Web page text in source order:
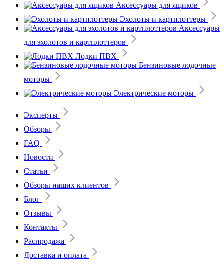
Аксессуары для ящиков
Эхолоты и картплоттеры
Аксессуары
для эхолотов и картплоттеров
Лодки ПВХ
Бензиновые лодочные
моторы
Электрические моторы
Эксперты
Обзоры
FAQ
Новости
Статьи
Обзоры наших клиентов
Блог
Отзывы
Контакты
Распродажа
Доставка и оплата